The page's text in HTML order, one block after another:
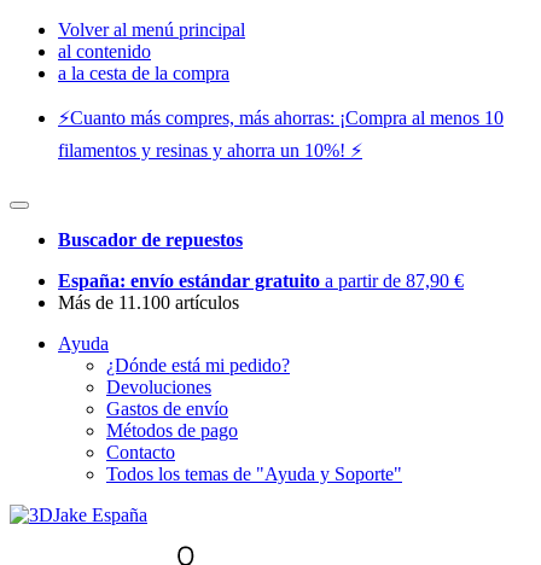
Volver al menú principal
al contenido
a la cesta de la compra
⚡️Cuanto más compres, más ahorras: ¡Compra al menos 10
filamentos y resinas y ahorra un 10%! ⚡️
Buscador de repuestos
España: envío estándar gratuito a partir de 87,90 €
Más de 11.100 artículos
Ayuda
¿Dónde está mi pedido?
Devoluciones
Gastos de envío
Métodos de pago
Contacto
Todos los temas de "Ayuda y Soporte"